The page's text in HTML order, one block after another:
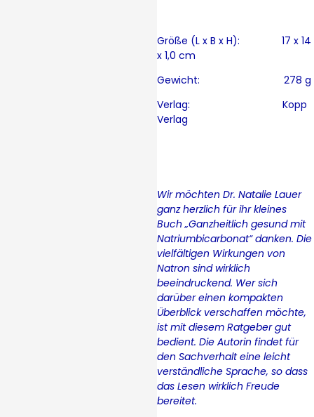
Größe (L x B x H): 17 x 14
x 1,0 cm
Gewicht: 278 g
Verlag: Kopp
Verlag
Wir möchten Dr. Natalie Lauer
ganz herzlich für ihr kleines
Buch „Ganzheitlich gesund mit
Natriumbicarbonat“ danken. Die
vielfältigen Wirkungen von
Natron sind wirklich
beeindruckend. Wer sich
darüber einen kompakten
Überblick verschaffen möchte,
ist mit diesem Ratgeber gut
bedient. Die Autorin findet für
den Sachverhalt eine leicht
verständliche Sprache, so dass
das Lesen wirklich Freude
bereitet.